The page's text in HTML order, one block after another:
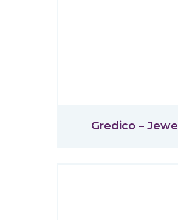
Gredico – Jewel